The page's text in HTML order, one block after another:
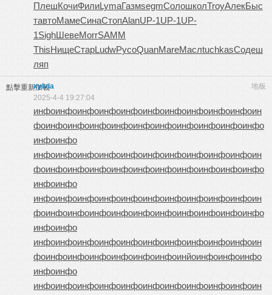
ПлешКочиФилиLymaГазмsegmСолошколTroyАлекБыс
тавтоМамеСинаСтопAlanUP-1UP-1UP-
1SighШевеMorrSAMM
ThisНищеСтарLudwРусоQuanMareМаслtuchkasСодеш
ляп
點擊重新加載 地板
xylvia
2025-4-4 19:27:04
инфоинфоинфоинфоинфоинфоинфоинфоинфоинфоин
фоинфоинфоинфоинфоинфоинфоинфоинфоинфоинфо
инфоинфо
инфоинфоинфоинфоинфоинфоинфоинфоинфоинфоин
фоинфоинфоинфоинфоинфоинфоинфоинфоинфоинфо
инфоинфо
инфоинфоинфоинфоинфоинфоинфоинфоинфоинфоин
фоинфоинфоинфоинфоинфоинфоинфоинфоинфоинфо
инфоинфо
инфоинфоинфоинфоинфоинфоинфоинфоинфоинфоин
фоинфоинфоинфоинфоинфоинфоинйоинфоинфоинфо
инфоинфо
инфоинфоинфоинфоинфоинфоинфоинфоинфоинфоин